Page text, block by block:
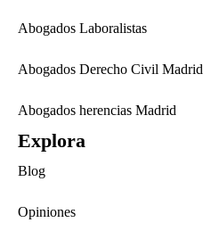
Abogados Laboralistas
Abogados Derecho Civil Madrid
Abogados herencias Madrid
Explora
Blog
Opiniones